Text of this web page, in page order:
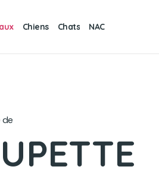
Chiens Chats NAC
de